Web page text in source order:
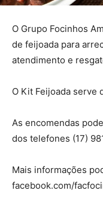
O Grupo Focinhos
de feijoada para
atendimento e
O Kit Feijoada serve
As encomendas
dos telefones (17)
Mais informações
facebook.com/